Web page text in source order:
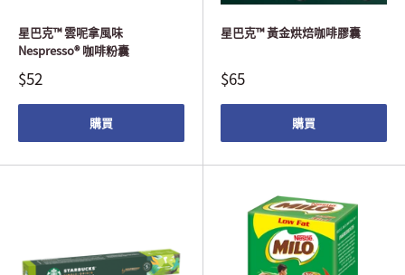
星巴克™ 雲呢拿風味
Nespresso® 咖啡粉囊
$52
購買
星巴克™ 黃金烘焙咖啡膠囊
$65
購買